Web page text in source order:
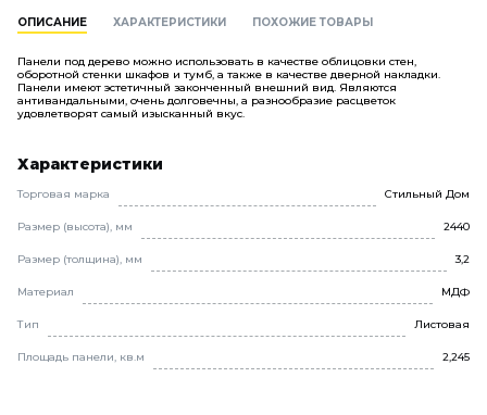
ОПИСАНИЕ ХАРАКТЕРИСТИКИ ПОХОЖИЕ ТОВАРЫ
Панели под дерево можно использовать в качестве облицовки стен,
оборотной стенки шкафов и тумб, а также в качестве дверной накладки.
Панели имеют эстетичный законченный внешний вид. Являются
антивандальными, очень долговечны, а разнообразие расцветок
удовлетворят самый изысканный вкус.
Характеристики
Торговая марка Стильный Дом
Размер (высота), мм 2440
Размер (толщина), мм 3,2
Материал МДФ
Тип Листовая
Площадь панели, кв.м 2,245